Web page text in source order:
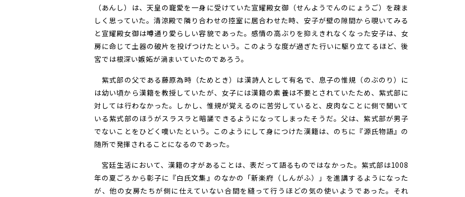
（あんし）は、天皇の寵愛を一身に受けていた宣耀殿女御（せんようでんのにょうご）を疎ま
しく思っていた。清涼殿で隣り合わせの控室に居合わせた時、安子が壁の隙間から覗いてみる
と宣耀殿女御は噂通り愛らしい容貌であった。感情の高ぶりを抑えきれなくなった安子は、女
房に命じて土器の破片を投げつけたという。このような度が過ぎた行いに駆り立てるほど、後
宮では根深い嫉妬が渦まいていたのであろう。
紫式部の父である藤原為時（ためとき）は漢詩人として有名で、息子の惟規（のぶのり）に
は幼い頃から漢籍を教授していたが、女子には漢籍の素養は不要とされていたため、紫式部に
対しては行わなかった。しかし、惟規が覚えるのに苦労していると、皮肉なことに側で聞いて
いる紫式部のほうがスラスラと暗誦できるようになってしまったそうだ。父は、紫式部が男子
でないことをひどく嘆いたという。このようにして身につけた漢籍は、のちに『源氏物語』の
随所で発揮されることになるのであった。
宮廷生活において、漢籍の才があることは、表だって語るものではなかった。紫式部は1008
年の夏ごろから彰子に『白氏文集』のなかの「新楽府（しんがふ）」を進講するようになった
が、他の女房たちが側に仕えていない合間を縫って行うほどの気の使いようであった。それ